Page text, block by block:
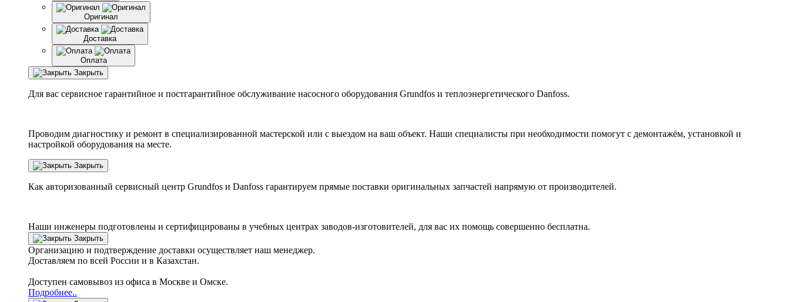
Оригинал
Доставка
Оплата
Закрыть
Для вас сервисное гарантийное и постгарантийное обслуживание насосного оборудования Grundfos и теплоэнергетического Danfoss.
Проводим диагностику и ремонт в специализированной мастерской или с выездом на ваш объект. Наши специалисты при необходимости помогут с демонтажём, установкой и
настройкой оборудования на месте.
Закрыть
Как авторизованный сервисный центр Grundfos и Danfoss гарантируем прямые поставки оригинальных запчастей напрямую от производителей.
Наши инженеры подготовлены и сертифицированы в учебных центрах заводов-изготовителей, для вас их помощь совершенно бесплатна.
Закрыть
Организацию и подтверждение доставки осуществляет наш менеджер.
Доставляем по всей России и в Казахстан.
Доступен самовывоз из офиса в Москве и Омске.
Подробнее..